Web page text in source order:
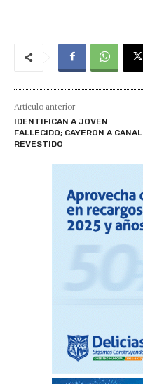
Artículo anterior
IDENTIFICAN A JOVEN
FALLECIDO; CAYERON A CANAL
REVESTIDO